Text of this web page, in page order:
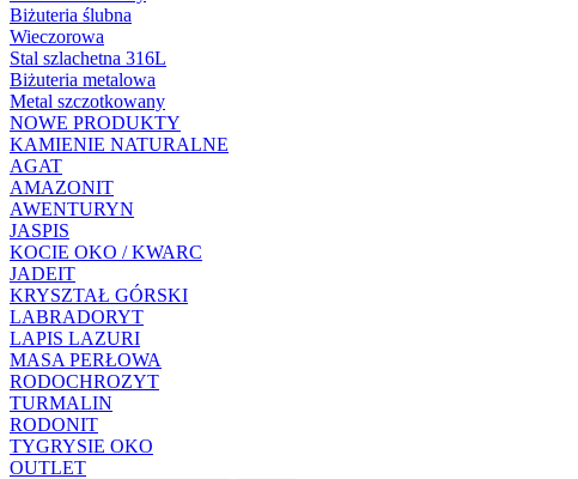
Biżuteria ślubna
Wieczorowa
Stal szlachetna 316L
Biżuteria metalowa
Metal szczotkowany
NOWE PRODUKTY
KAMIENIE NATURALNE
AGAT
AMAZONIT
AWENTURYN
JASPIS
KOCIE OKO / KWARC
JADEIT
KRYSZTAŁ GÓRSKI
LABRADORYT
LAPIS LAZURI
MASA PERŁOWA
RODOCHROZYT
TURMALIN
RODONIT
TYGRYSIE OKO
OUTLET